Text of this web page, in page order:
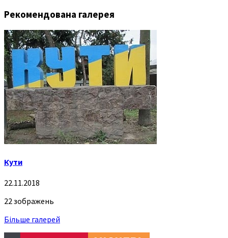
Рекомендована галерея
Кути
22.11.2018
22 зображень
Більше галерей